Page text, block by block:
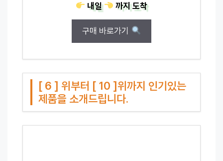
내일
까지도착
구매 바로가기
[ 6 ] 위부터 [ 10 ]위까지 인기있는
제품을 소개드립니다.